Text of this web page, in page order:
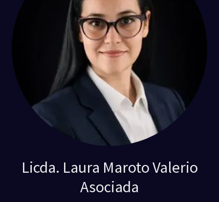
Licda. Laura Maroto Valerio
Asociada